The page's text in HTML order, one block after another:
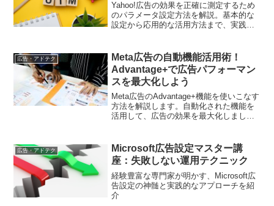
Yahoo!広告の効果を正確に測定するため
のパラメータ設定方法を解説。基本的な
設定から応用的な活用方法まで、実践的
広告・アドテク
Meta広告の自動機能活用術！
Advantage+で広告パフォーマン
スを最大化しよう
Meta広告のAdvantage+機能を使いこなす
方法を解説します。自動化された機能を
活用して、広告の効果を最大化しましょ
広告・アドテク
Microsoft広告設定マスター講
座：失敗しない運用テクニック
経験豊富な専門家が明かす、Microsoft広
告設定の神髄と実践的なアプローチを紹
介